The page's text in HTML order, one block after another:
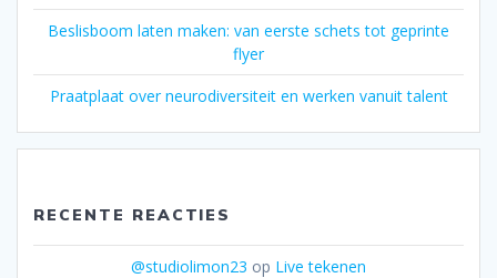
Beslisboom laten maken: van eerste schets tot geprinte
flyer
Praatplaat over neurodiversiteit en werken vanuit talent
RECENTE REACTIES
@studiolimon23 op Live tekenen